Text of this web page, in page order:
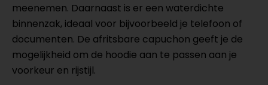
meenemen. Daarnaast is er een waterdichte
binnenzak, ideaal voor bijvoorbeeld je telefoon of
documenten. De afritsbare capuchon geeft je de
mogelijkheid om de hoodie aan te passen aan je
voorkeur en rijstijl.